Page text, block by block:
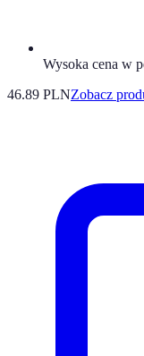
Wysoka cena w
46.89 PLNZobacz